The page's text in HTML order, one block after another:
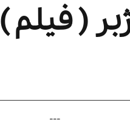
( فیلم )